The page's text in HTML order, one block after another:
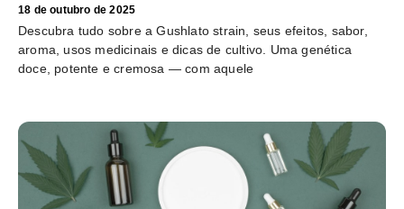
18 de outubro de 2025
Descubra tudo sobre a Gushlato strain, seus efeitos, sabor,
aroma, usos medicinais e dicas de cultivo. Uma genética
doce, potente e cremosa — com aquele